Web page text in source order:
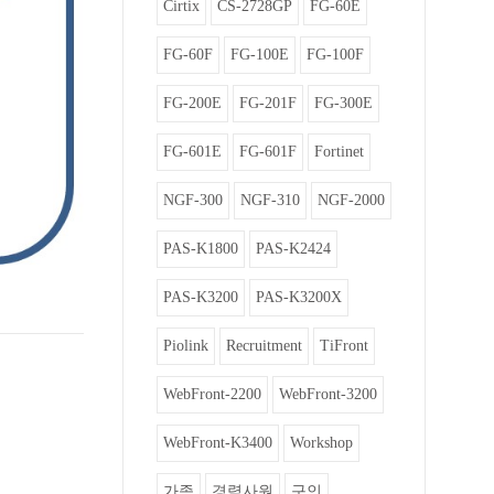
Cirtix CS-2728GP FG-60E
FG-60F FG-100E FG-100F
FG-200E FG-201F FG-300E
FG-601E FG-601F Fortinet
NGF-300 NGF-310 NGF-2000
PAS-K1800 PAS-K2424
PAS-K3200 PAS-K3200X
Piolink Recruitment TiFront
WebFront-2200 WebFront-3200
WebFront-K3400 Workshop